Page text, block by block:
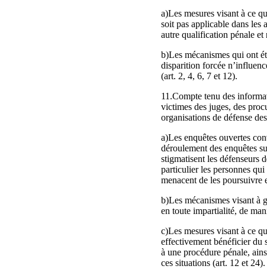
a)Les mesures visant à ce
soit pas applicable dans les
autre qualification pénale et
b)Les mécanismes qui ont
disparition forcée
(art. 2, 4, 6, 7 et 12).
11.Compte tenu des
victimes des juges, des
organisations de défense
a)Les enquêtes ouvertes
déroulement des enquêtes
stigmatisent les défenseurs
particulier les personnes
menacent de les poursuivre
b)Les mécanismes visant à
en toute impartialité, de
c)Les mesures visant à ce
effectivement bénéficier du
à une procédure pénale,
ces situations (art. 12 et 24).